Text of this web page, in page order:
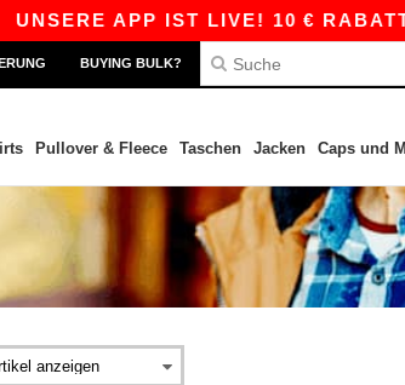
APP IST LIVE! 10 € RABATT
BUYING BULK?
Pullover & Fleece Taschen Jacken Caps und